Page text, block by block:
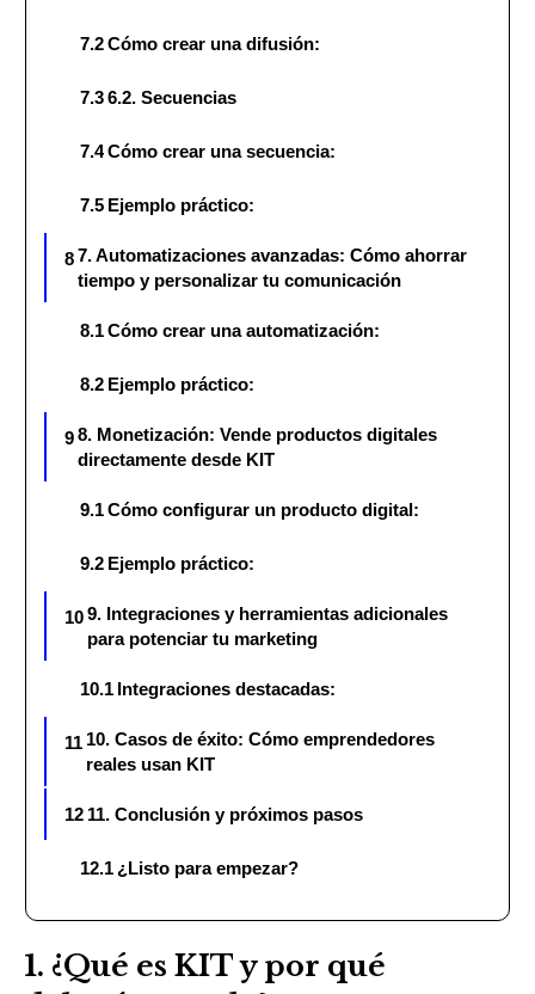
7.2Cómo crear una difusión:
7.36.2. Secuencias
7.4Cómo crear una secuencia:
7.5 Ejemplo práctico:
87. Automatizaciones avanzadas: Cómo ahorrar
tiempo y personalizar tu comunicación
8.1Cómo crear una automatización:
8.2 Ejemplo práctico:
98. Monetización: Vende productos digitales
directamente desde KIT
9.1Cómo configurar un producto digital:
9.2 Ejemplo práctico:
109. Integraciones y herramientas adicionales
para potenciar tu marketing
10.1 Integraciones destacadas:
11 10. Casos de éxito: Cómo emprendedores
reales usan KIT
12 11. Conclusión y próximos pasos
12.1 ¿Listo para empezar?
1. ¿Qué es KIT y por qué